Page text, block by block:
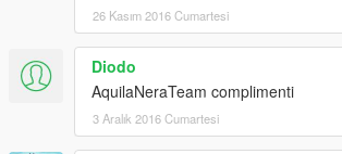
26 Kasım 2016 Cumartesi
Diodo
AquilaNeraTeam complimenti
3 Aralık 2016 Cumartesi